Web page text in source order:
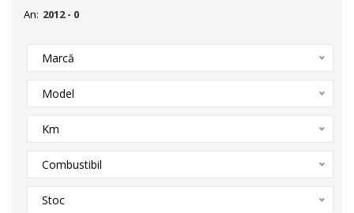
An:
Marcă
Model
Km
Combustibil
Stoc